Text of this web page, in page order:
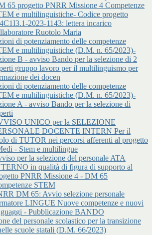
65 progetto PNRR Missione 4 Competenze
e multilinguistiche- Codice progetto
2023-1143: lettera incarico
Ruotolo Maria
di potenziamento delle competenze
e multilinguistiche (D.M. n. 65/2023)-
B - avviso Bando per la selezione di 2
gruppo lavoro per il multilinguismo per
dei docen
di potenziamento delle competenze
e multilinguistiche (D.M. n. 65/2023)-
A - avviso Bando per la selezione di
UNICO per la SELEZIONE
DOCENTE INTERN Per il
di TUTOR nei percorsi afferenti al progetto
- Stem e multilingue
per la selezione del personale ATA
in qualità di figura di supporto al
PNRR Missione 4 - DM 65
STEM
DM 65: Avvio selezione personale
LINGUE Nuove competenze e nuovi
- Pubblicazione BANDO
del personale scolastico per la transizione
scuole statali (D.M. 66/2023)